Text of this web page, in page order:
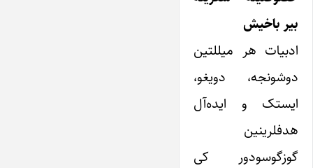
بیر باخیش
ادبیات هر میللتین
دوشونجه، دویغو،
ایستک و ایده‌آل
هدفلرینین
گوزگوسودور کی